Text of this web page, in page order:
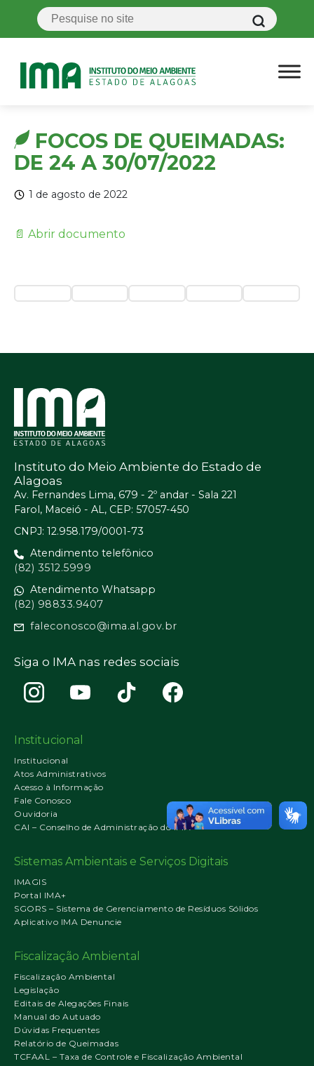
FOCOS DE QUEIMADAS:
DE 24 A 30/07/2022
1 de agosto de 2022
📄 Abrir documento
Instituto do Meio Ambiente do Estado de
Alagoas
Av. Fernandes Lima, 679 - 2º andar - Sala 221
Farol, Maceió - AL, CEP: 57057-450
CNPJ: 12.958.179/0001-73
Atendimento telefônico
(82) 3512.5999
Atendimento Whatsapp
(82) 98833.9407
faleconosco@ima.al.gov.br
Siga o IMA nas redes sociais
Institucional
Institucional
Atos Administrativos
Acesso à Informação
Fale Conosco
Ouvidoria
CAI – Conselho de Administração do IMA
Sistemas Ambientais e Serviços Digitais
IMAGIS
Portal IMA+
SGORS – Sistema de Gerenciamento de Resíduos Sólidos
Aplicativo IMA Denuncie
Fiscalização Ambiental
Fiscalização Ambiental
Legislação
Editais de Alegações Finais
Manual do Autuado
Dúvidas Frequentes
Relatório de Queimadas
TCFAAL – Taxa de Controle e Fiscalização Ambiental